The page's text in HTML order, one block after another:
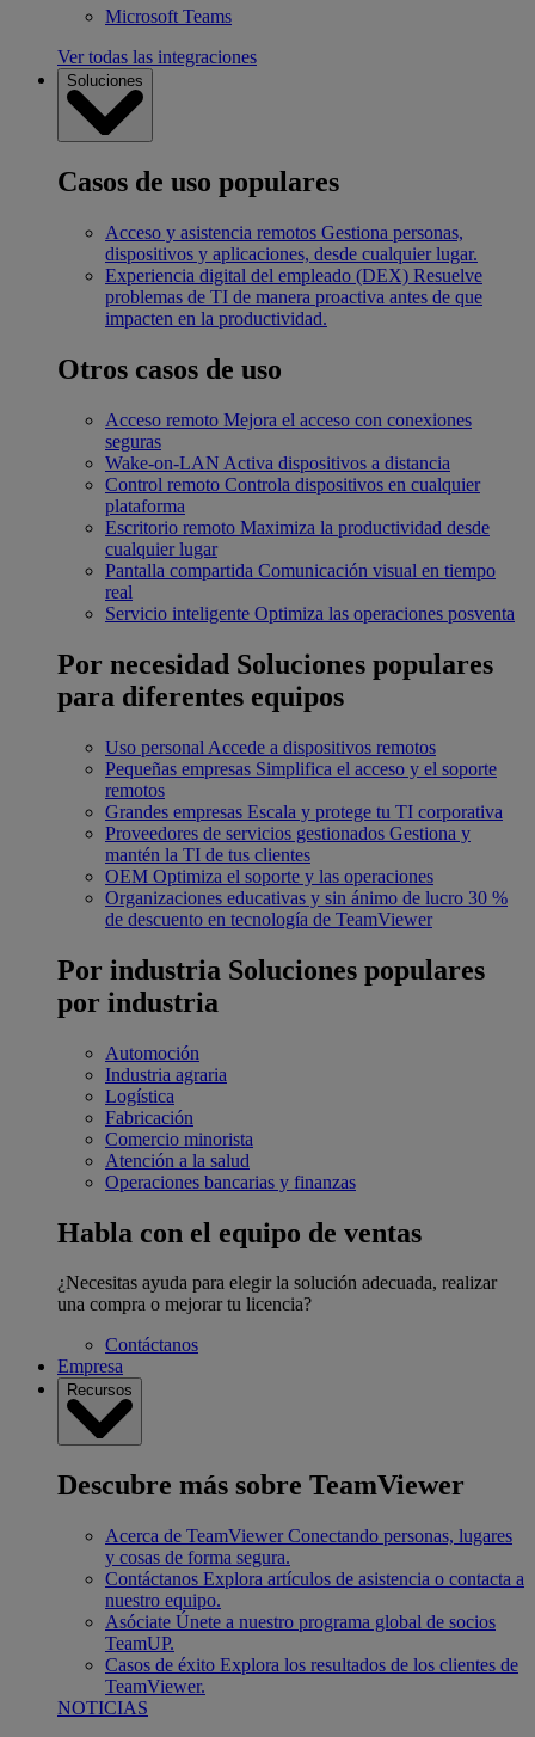
Microsoft Teams
Ver todas las integraciones
Soluciones
Casos de uso populares
Acceso y asistencia remotos Gestiona personas,
dispositivos y aplicaciones, desde cualquier lugar.
Experiencia digital del empleado (DEX) Resuelve
problemas de TI de manera proactiva antes de que
impacten en la productividad.
Otros casos de uso
Acceso remoto Mejora el acceso con conexiones
seguras
Wake-on-LAN Activa dispositivos a distancia
Control remoto Controla dispositivos en cualquier
plataforma
Escritorio remoto Maximiza la productividad desde
cualquier lugar
Pantalla compartida Comunicación visual en tiempo
real
Servicio inteligente Optimiza las operaciones posventa
Por necesidad Soluciones populares
para diferentes equipos
Uso personal Accede a dispositivos remotos
Pequeñas empresas Simplifica el acceso y el soporte
remotos
Grandes empresas Escala y protege tu TI corporativa
Proveedores de servicios gestionados Gestiona y
mantén la TI de tus clientes
OEM Optimiza el soporte y las operaciones
Organizaciones educativas y sin ánimo de lucro 30 %
de descuento en tecnología de TeamViewer
Por industria Soluciones populares
por industria
Automoción
Industria agraria
Logística
Fabricación
Comercio minorista
Atención a la salud
Operaciones bancarias y finanzas
Habla con el equipo de ventas
¿Necesitas ayuda para elegir la solución adecuada, realizar
una compra o mejorar tu licencia?
Contáctanos
Empresa
Recursos
Descubre más sobre TeamViewer
Acerca de TeamViewer Conectando personas, lugares
y cosas de forma segura.
Contáctanos Explora artículos de asistencia o contacta a
nuestro equipo.
Asóciate Únete a nuestro programa global de socios
TeamUP.
Casos de éxito Explora los resultados de los clientes de
TeamViewer.
NOTICIAS